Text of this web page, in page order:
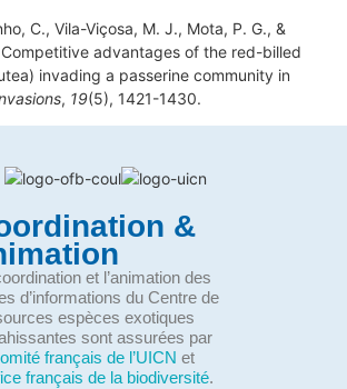
C., Vila-Viçosa, M. J., Mota, P. G., &
advantages of the red-billed
invading a passerine community in
, 19(5), 1421-1430.
&
et l’animation des
d’informations du Centre de
espèces exotiques
sont assurées par
français de l’UICN et
français de la biodiversité.